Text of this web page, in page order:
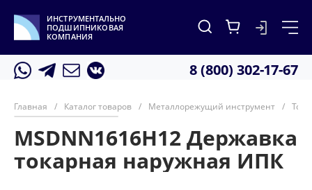
ИНСТРУМЕНТАЛЬНО
ПОДШИПНИКОВАЯ
КОМПАНИЯ
8 (800) 302-17-67
Главная / Каталог товаров / Металлорежущий инструмент /
MSDNN1616H12 Державка
токарная наружная ИПК